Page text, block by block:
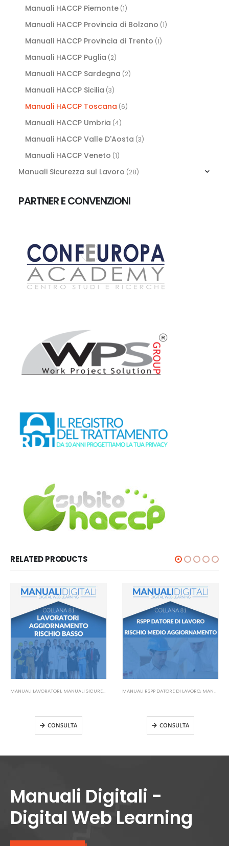
Manuali HACCP Piemonte (1)
Manuali HACCP Provincia di Bolzano (1)
Manuali HACCP Provincia di Trento (1)
Manuali HACCP Puglia (2)
Manuali HACCP Sardegna (2)
Manuali HACCP Sicilia (3)
Manuali HACCP Toscana (6)
Manuali HACCP Umbria (4)
Manuali HACCP Valle D'Aosta (3)
Manuali HACCP Veneto (1)
Manuali Sicurezza sul Lavoro (28)
PARTNER E CONVENZIONI
RELATED PRODUCTS
MANUALI LAVORATORI, MANUALI SICUREZZA SUL LAVORO
CONSULTA
MANUALI RSPP DATORE DI LAVORO, MANUALI SICUREZZA SUL LAVORO
CONSULTA
Manuali Digitali -
Digital Web Learning